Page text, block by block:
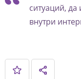
ситуаций,
внутри